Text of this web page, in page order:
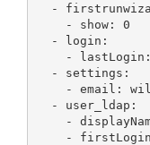
-
    - show: 0
  - login:
-
  - settings:
- email:
  - user_ldap:
-
-